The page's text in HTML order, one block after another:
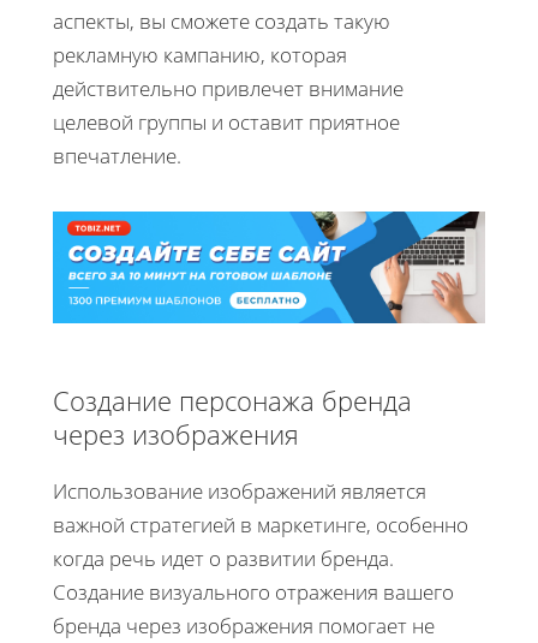
аспекты, вы сможете создать такую
рекламную кампанию, которая
действительно привлечет внимание
целевой группы и оставит приятное
впечатление.
Создание персонажа бренда
через изображения
Использование изображений является
важной стратегией в маркетинге, особенно
когда речь идет о развитии бренда.
Создание визуального отражения вашего
бренда через изображения помогает не